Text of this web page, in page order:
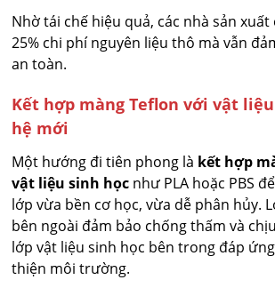
Nhờ tái chế hiệu quả, các nhà sản
25% chi phí nguyên liệu thô mà vẫn
an toàn.
Kết hợp màng Teflon với vật
hệ mới
Một hướng đi tiên phong là kết hợp
vật liệu sinh học như PLA hoặc PBS
lớp vừa bền cơ học, vừa dễ phân hủy.
bên ngoài đảm bảo chống thấm và
lớp vật liệu sinh học bên trong đáp
thiện môi trường.